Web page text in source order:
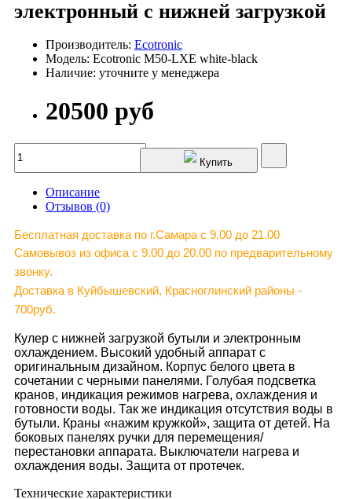
электронный с нижней загрузкой
Производитель: Ecotronic
Модель: Ecotronic M50-LXE white-black
Наличие: уточните у менеджера
20500 руб
Купить
Описание
Отзывов (0)
Бесплатная доставка по г.Самара c 9.00 до 21.00
Самовывоз из офиса с 9.00 до 20.00 по предварительному
звонку.
Доставка в Куйбышевский, Красноглинский районы -
700руб.
Кулер с нижней загрузкой бутыли и электронным
охлаждением. Высокий удобный аппарат с
оригинальным дизайном. Корпус белого цвета в
сочетании с черными панелями. Голубая подсветка
кранов, индикация режимов нагрева, охлаждения и
готовности воды. Так же индикация отсутствия воды в
бутыли. Краны «нажим кружкой», защита от детей. На
боковых панелях ручки для перемещения/
перестановки аппарата. Выключатели нагрева и
охлаждения воды. Защита от протечек.
Технические характеристики